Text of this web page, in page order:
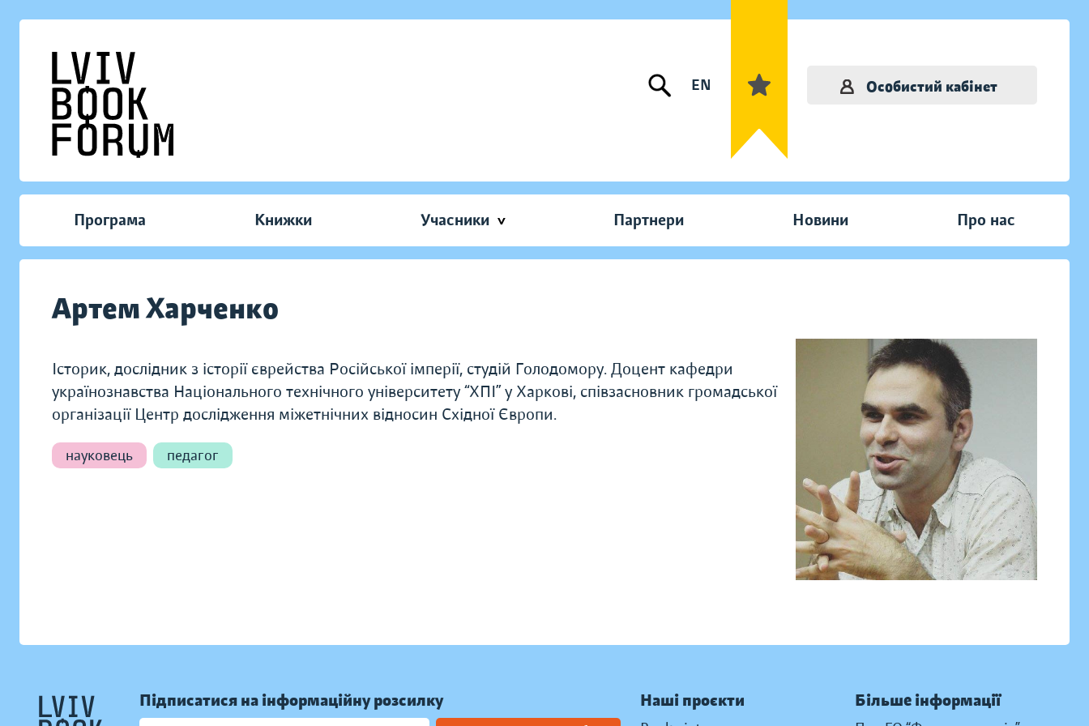
EN Особистий кабінет
Програма Книжки Учасники Партнери Новини Про нас
Артем Харченко
Історик, дослідник з історії єврейства Російської імперії, студій Голодомору. Доцент кафедри
українознавства Національного технічного університету “ХПІ” у Харкові, співзасновник громадської
організації Центр дослідження міжетнічних відносин Східної Європи.
науковець педагог
Підписатися на інформаційну розсилку Наші проєкти Більше інформації